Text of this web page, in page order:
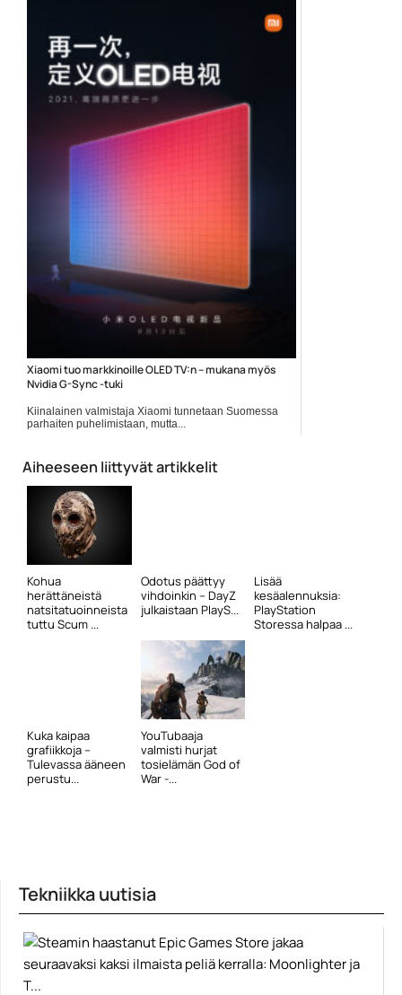
Xiaomi tuo markkinoille OLED TV:n – mukana myös
Nvidia G-Sync -tuki
Kiinalainen valmistaja Xiaomi tunnetaan Suomessa
parhaiten puhelimistaan, mutta...
Aiheeseen liittyvät artikkelit
Kohua
herättäneistä
natsitatuoinneista
tuttu Scum ...
Odotus päättyy
vihdoinkin – DayZ
julkaistaan PlayS...
Lisää
kesäalennuksia:
PlayStation
Storessa halpaa ...
Kuka kaipaa
grafiikkoja –
Tulevassa ääneen
perustu...
YouTubaaja
valmisti hurjat
tosielämän God of
War -...
Tekniikka uutisia